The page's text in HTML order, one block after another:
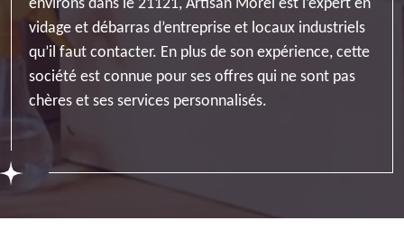
environs dans le 21121, Artisan Morel est l’expert en
vidage et débarras d’entreprise et locaux industriels
qu’il faut contacter. En plus de son expérience, cette
société est connue pour ses offres qui ne sont pas
chères et ses services personnalisés.